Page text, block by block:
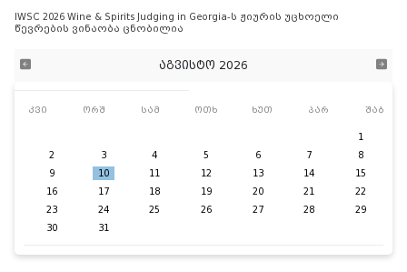
IWSC 2026 Wine & Spirits Judging in Georgia-ს ჟიურის უცხოელი
წევრების ვინაობა ცნობილია
აგვისტო 2026
კვი ორშ სამ ოთხ ხუთ პარ შაბ
1
2
3 4 5 6 7
8
9
10 11 12 13 14
15
16
17 18 19 20 21
22
23
24 25 26 27 28
29
30
31